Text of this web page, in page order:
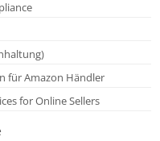
der Zentralbank (NBP)
Vorbereitung der
von Rückständen
für Amazon Händler
for Online Sellers